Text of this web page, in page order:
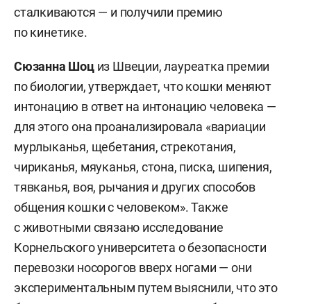
сталкиваются — и получили премию
по кинетике.
Сюзанна Шоц из Швеции, лауреатка премии
по биологии, утверждает, что кошки меняют
интонацию в ответ на интонацию человека —
для этого она проанализировала «вариации
мурлыканья, щебетания, стрекотания,
чириканья, мяуканья, стона, писка, шипения,
тявканья, воя, рычания и других способов
общения кошки с человеком». Также
с животными связано исследование
Корнельского университета о безопасности
перевозки носорогов вверх ногами — они
экспериментальным путем выяснили, что это